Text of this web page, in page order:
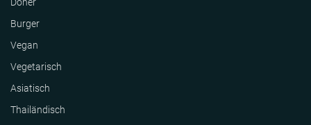
Burger
Vegan
Vegetarisch
Asiatisch
Thailändisch